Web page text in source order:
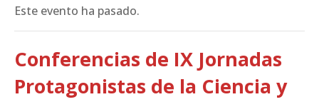
Este evento ha pasado.
Conferencias de IX Jornadas
Protagonistas de la Ciencia y